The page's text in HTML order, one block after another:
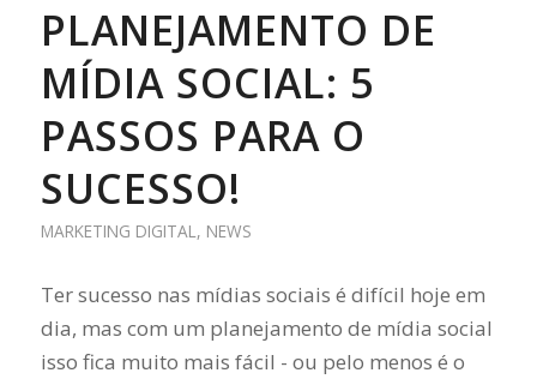
PLANEJAMENTO DE
MÍDIA SOCIAL: 5
PASSOS PARA O
SUCESSO!
MARKETING DIGITAL , NEWS
Ter sucesso nas mídias sociais é difícil hoje em
dia, mas com um planejamento de mídia social
isso fica muito mais fácil - ou pelo menos é o